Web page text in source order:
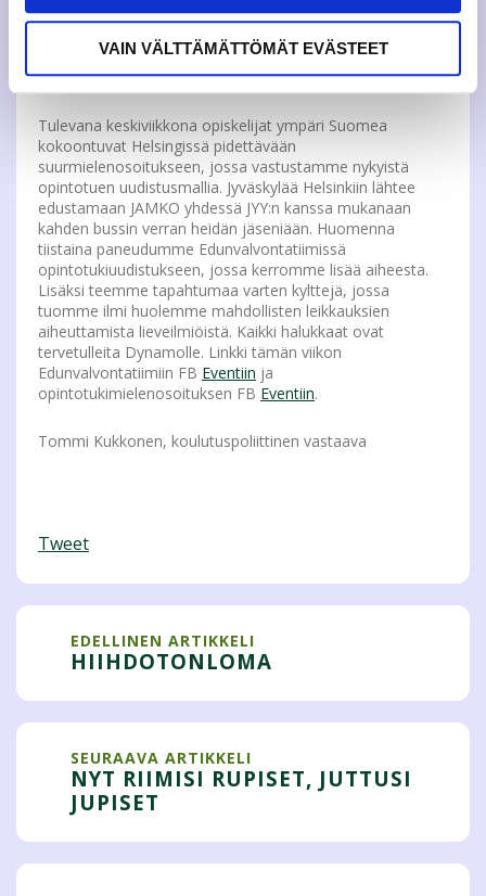
VAIN VÄLTTÄMÄTTÖMÄT EVÄSTEET
koulutuksen laatua pakottamalla opiskelijoita
suorittamaan kurssit sieltä helpoimmasta päästä sen
sijaan, että kursseihin panostettaisiin niiden vaatimalla
tavalla.
Tulevana keskiviikkona opiskelijat ympäri Suomea
kokoontuvat Helsingissä pidettävään
suurmielenosoitukseen, jossa vastustamme nykyistä
opintotuen uudistusmallia. Jyväskylää Helsinkiin lähtee
edustamaan JAMKO yhdessä JYY:n kanssa mukanaan
kahden bussin verran heidän jäseniään. Huomenna
tiistaina paneudumme Edunvalvontatiimissä
opintotukiuudistukseen, jossa kerromme lisää aiheesta.
Lisäksi teemme tapahtumaa varten kylttejä, jossa
tuomme ilmi huolemme mahdollisten leikkauksien
aiheuttamista lieveilmiöistä. Kaikki halukkaat ovat
tervetulleita Dynamolle. Linkki tämän viikon
Edunvalvontatiimiin FB Eventiin ja
opintotukimielenosoituksen FB Eventiin.
Tommi Kukkonen, koulutuspoliittinen vastaava
Tweet
EDELLINEN ARTIKKELI
HIIHDOTONLOMA
SEURAAVA ARTIKKELI
NYT RIIMISI RUPISET, JUTTUSI
JUPISET